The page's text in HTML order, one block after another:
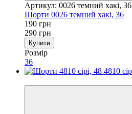
Артикул: 0026 темний хакі, 36
Шорти 0026 темний хакі, 36
190 грн
290 грн
Купити
Розмір
36